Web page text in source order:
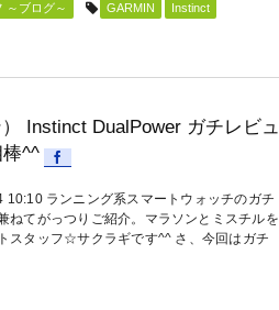
～ブログ～ GARMIN
Instinct
Instinct DualPower ガチレビュ
^^
ランニング系スマートウォッチのガチ
ねてがっつりご紹介。マラソンとミスチルを
スタッフ☆サクラギです^^ さ、今回はガチ